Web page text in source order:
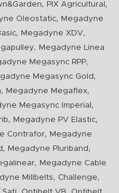
, PIX Agricultural ,
Oleostatic,
Megadyne
, Megadyne XDV,
,
Megadyne Linea
Megasync RPP,
Megasync Gold ,
, Megadyne Megaflex,
Megasync Imperial ,
, Megadyne PV Elastic,
Contrafor,
Megadyne
, Megadyne Pluriband ,
,
Megadyne Cable
Millbelts, Challenge,